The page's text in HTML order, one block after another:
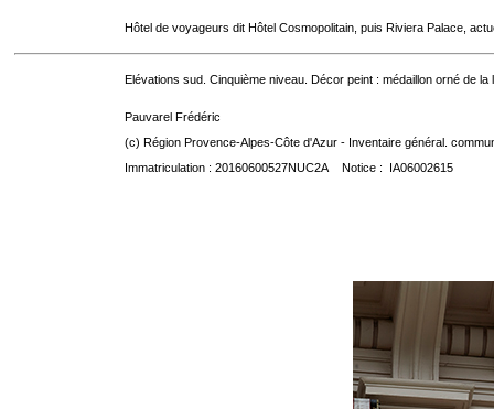
Hôtel de voyageurs dit Hôtel Cosmopolitain, puis Riviera Palace,
Elévations sud. Cinquième niveau. Décor peint : médaillon orné de la
Pauvarel Frédéric
(c) Région Provence-Alpes-Côte d'Azur - Inventaire général.
Immatriculation : 20160600527NUC2A Notice : IA06002615